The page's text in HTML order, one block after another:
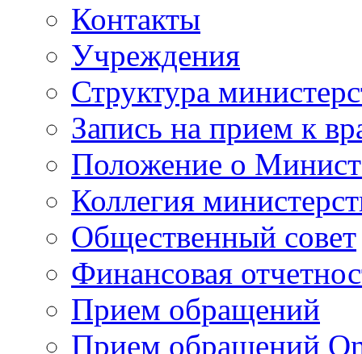
Контакты
Учреждения
Структура
Запись на прием к
Положение о
Коллегия
Общественный совет
Финансовая
Прием обращений
Прием обращений